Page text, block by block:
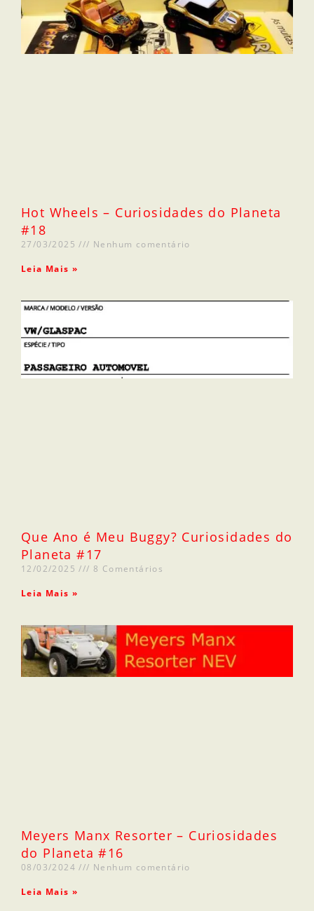
Hot Wheels – Curiosidades do Planeta
#18
27/03/2025 Nenhum comentário
Leia Mais »
Que Ano é Meu Buggy? Curiosidades do
Planeta #17
12/02/2025 8 Comentários
Leia Mais »
Meyers Manx Resorter – Curiosidades
do Planeta #16
08/03/2024 Nenhum comentário
Leia Mais »